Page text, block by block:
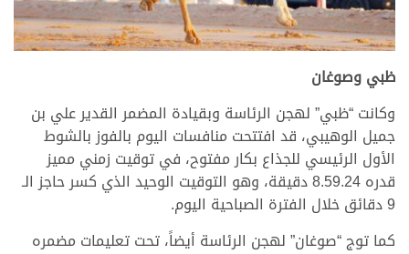
ظبي وصوغان
وكانت “ظبي” لهجن الرئاسة وبقيادة المضمر القدير علي بن
جميل الوهيبي، قد افتتحت منافسات اليوم بالفوز بالشوط
الأول الرئيسي للجذاع بكار مفتوح، في توقيت زمني مميز
قدره 8.59.24 دقيقة، وهو التوقيت الوحيد الذي كسر حاجز الـ
9 دقائق خلال الفترة الصباحية اليوم.
كما توج “صوغان” لهجن الرئاسة أيضاً، تحت تعليمات مضمره